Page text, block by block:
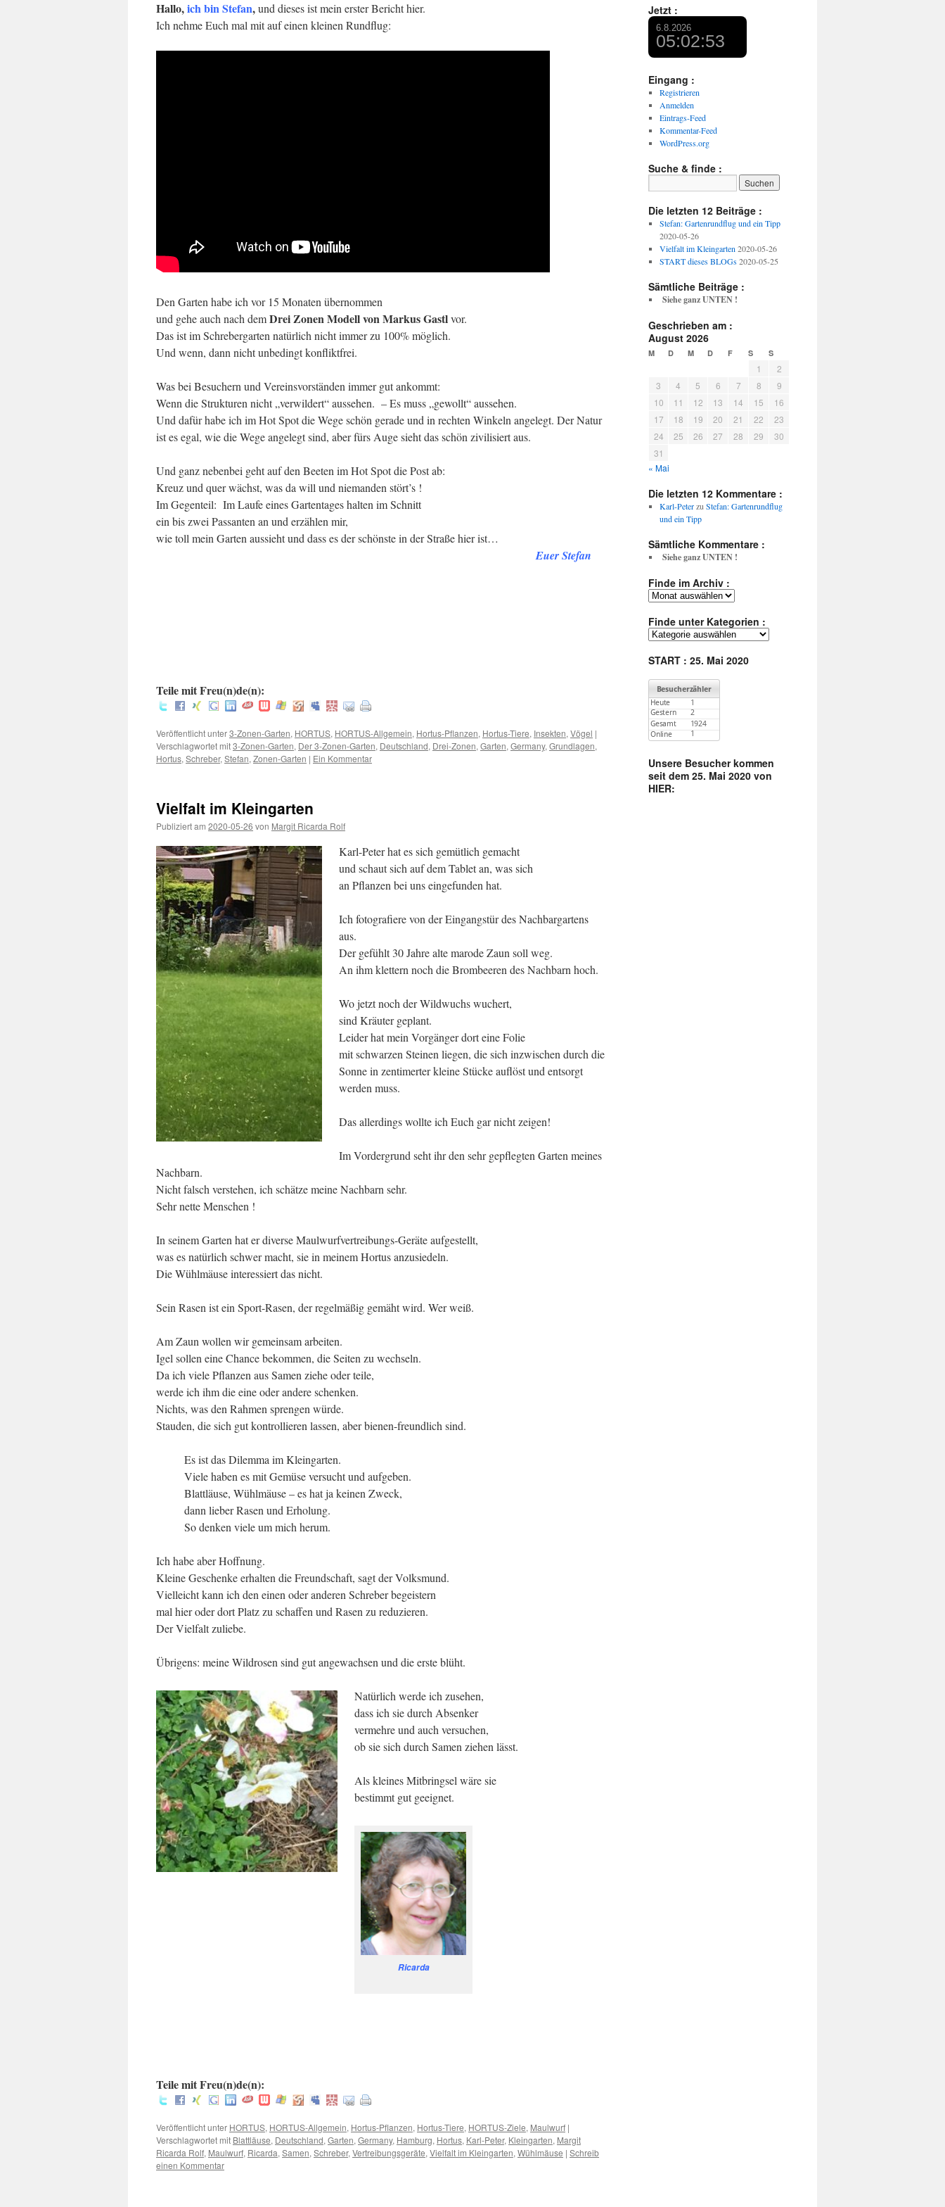
Hallo,ich bin Stefan,und dieses ist mein erster Bericht hier.
Ich nehme Euch mal mit auf einen kleinen Rundflug:
Den Garten habe ich vor 15 Monaten übernommen
und gehe auch nach demDrei Zonen Modell von Markus Gastlvor.
Das ist im Schrebergarten natürlich nicht immer zu 100% möglich.
Und wenn, dann nicht unbedingt konfliktfrei.
Was bei Besuchern und Vereinsvorständen immer gut ankommt:
Wenn die Strukturen nicht „verwildert“ aussehen. – Es muss „gewollt“ aussehen.
Und dafür habe ich im Hot Spot die Wege schön gerade und in rechten Winkeln angelegt. Der Natur
ist es egal, wie die Wege angelegt sind, aber fürs Auge sieht das schön zivilisiert aus.
Und ganz nebenbei geht auf den Beeten im Hot Spot die Post ab:
Kreuz und quer wächst, was da will und niemanden stört’s !
Im Gegenteil: Im Laufe eines Gartentages halten im Schnitt
ein bis zwei Passanten an und erzählen mir,
wie toll mein Garten aussieht und dass es der schönste in der Straße hier ist…
Euer Stefan
Teile mit Freu(n)de(n):
Veröffentlicht unter3-Zonen-Garten, HORTUS, HORTUS-Allgemein, Hortus-Pflanzen, Hortus-Tiere, Insekten, Vögel |
Verschlagwortet mit3-Zonen-Garten, Der 3-Zonen-Garten, Deutschland, Drei-Zonen, Garten, Germany, Grundlagen,
Hortus, Schreber, Stefan, Zonen-Garten | Ein Kommentar
Vielfalt im Kleingarten
Publiziert am 2020-05-26 von Margit Ricarda Rolf
Karl-Peter hat es sich gemütlich gemacht
und schaut sich auf dem Tablet an, was sich
an Pflanzen bei uns eingefunden hat.
Ich fotografiere von der Eingangstür des Nachbargartens
aus.
Der gefühlt 30 Jahre alte marode Zaun soll weg.
An ihm klettern noch die Brombeeren des Nachbarn hoch.
Wo jetzt noch der Wildwuchs wuchert,
sind Kräuter geplant.
Leider hat mein Vorgänger dort eine Folie
mit schwarzen Steinen liegen, die sich inzwischen durch die
Sonne in zentimerter kleine Stücke auflöst und entsorgt
werden muss.
Das allerdings wollte ich Euch gar nicht zeigen!
Im Vordergrund seht ihr den sehr gepflegten Garten meines
Nachbarn.
Nicht falsch verstehen, ich schätze meine Nachbarn sehr.
Sehr nette Menschen !
In seinem Garten hat er diverse Maulwurfvertreibungs-Geräte aufgestellt,
was es natürlich schwer macht, sie in meinem Hortus anzusiedeln.
Die Wühlmäuse interessiert das nicht.
Sein Rasen ist ein Sport-Rasen, der regelmäßig gemäht wird. Wer weiß.
Am Zaun wollen wir gemeinsam arbeiten.
Igel sollen eine Chance bekommen, die Seiten zu wechseln.
Da ich viele Pflanzen aus Samen ziehe oder teile,
werde ich ihm die eine oder andere schenken.
Nichts, was den Rahmen sprengen würde.
Stauden, die sich gut kontrollieren lassen, aber bienen-freundlich sind.
Es ist das Dilemma im Kleingarten.
Viele haben es mit Gemüse versucht und aufgeben.
Blattläuse, Wühlmäuse – es hat ja keinen Zweck,
dann lieber Rasen und Erholung.
So denken viele um mich herum.
Ich habe aber Hoffnung.
Kleine Geschenke erhalten die Freundschaft, sagt der Volksmund.
Vielleicht kann ich den einen oder anderen Schreber begeistern
mal hier oder dort Platz zu schaffen und Rasen zu reduzieren.
Der Vielfalt zuliebe.
Übrigens: meine Wildrosen sind gut angewachsen und die erste blüht.
Natürlich werde ich zusehen,
dass ich sie durch Absenker
vermehre und auch versuchen,
ob sie sich durch Samen ziehen lässt.
Als kleines Mitbringsel wäre sie
bestimmt gut geeignet.
Ricarda
Teile mit Freu(n)de(n):
Veröffentlicht unter HORTUS, HORTUS-Allgemein, Hortus-Pflanzen, Hortus-Tiere, HORTUS-Ziele, Maulwurf |
Verschlagwortet mit Blattläuse, Deutschland, Garten, Germany, Hamburg, Hortus, Karl-Peter, Kleingarten, Margit
Ricarda Rolf, Maulwurf, Ricarda, Samen, Schreber, Vertreibungsgeräte, Vielfalt im Kleingarten, Wühlmäuse | Schreib
einen Kommentar
Jetzt :
Eingang :
Registrieren
Anmelden
Eintrags-Feed
Kommentar-Feed
WordPress.org
Suche & finde :
Die letzten 12 Beiträge :
Stefan: Gartenrundflug und ein Tipp
2020-05-26
Vielfalt im Kleingarten 2020-05-26
START dieses BLOGs 2020-05-25
Sämtliche Beiträge :
Siehe ganz UNTEN !
Geschrieben am :
August 2026
M D M D F S S
1
2
3
4 5 6 7 8
9
10
11 12 13 14 15
16
17
18 19 20 21 22
23
24
25 26 27 28 29
30
31
« Mai
Die letzten 12 Kommentare :
Karl-Peterzu Stefan: Gartenrundflug
und ein Tipp
Sämtliche Kommentare :
Siehe ganz UNTEN !
Finde im Archiv :
Finde
Archiv
Finde unter Kategorien :
Finde
Kategorien
START : 25. Mai 2020
Unsere Besucher kommen
seit dem 25. Mai 2020 von
HIER: